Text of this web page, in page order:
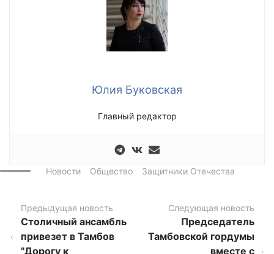
Юлия Буковская
Главный редактор
Новости Общество Защитники Отечества
Предыдущая новость
Столичный ансамбль
привезет в Тамбов
"Дорогу к
Следующая новость
Председатель
Тамбовской гордумы
вместе с